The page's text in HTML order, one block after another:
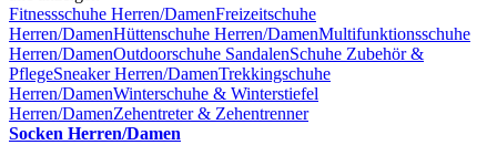
Fitnessschuhe Herren/DamenFreizeitschuhe
Herren/DamenHüttenschuhe Herren/DamenMultifunktionsschuhe
Herren/DamenOutdoorschuhe SandalenSchuhe Zubehör &
PflegeSneaker Herren/DamenTrekkingschuhe
Herren/DamenWinterschuhe & Winterstiefel
Herren/DamenZehentreter & Zehentrenner
Socken Herren/Damen